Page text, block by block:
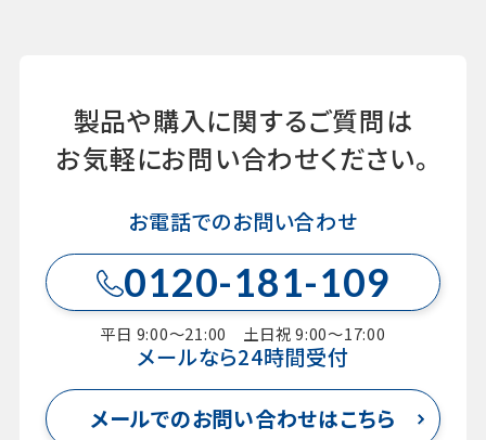
製品や購入に関するご質問は
お気軽にお問い合わせください。
お電話でのお問い合わせ
0120-181-109
平日 9:00～21:00 土日祝 9:00～17:00
メールなら24時間受付
メールでのお問い合わせはこちら